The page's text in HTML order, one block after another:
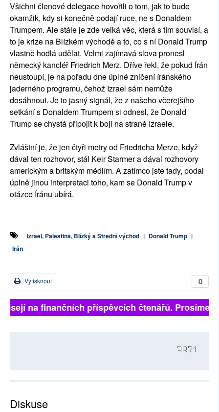
Všichni členové delegace hovořili o tom, jak to bude
okamžik, kdy si konečně podají ruce, ne s Donaldem
Trumpem. Ale stále je zde velká věc, která s tím souvisí, a
to je krize na Blízkém východě a to, co s ní Donald Trump
vlastně hodlá udělat. Velmi zajímavá slova pronesl
německý kancléř Friedrich Merz. Dříve řekl, že pokud Írán
neustoupí, je na pořadu dne úplné zničení íránského
jaderného programu, čehož Izrael sám nemůže
dosáhnout. Je to jasný signál, že z našeho včerejšího
setkání s Donaldem Trumpem si odnesl, že Donald
Trump se chystá připojit k boji na straně Izraele.
Zvláštní je, že jen čtyři metry od Friedricha Merze, když
dával ten rozhovor, stál Keir Starmer a dával rozhovory
americkým a britským médiím. A zatímco jste tady, podal
úplně jinou interpretaci toho, kam se Donald Trump v
otázce Íránu ubírá.
Izrael, Palestina, Blízký a Střední východ | Donald Trump |
Írán
0
Vytisknout
na finančních příspěvcích čtenářů. Prosíme,
3871
Diskuse